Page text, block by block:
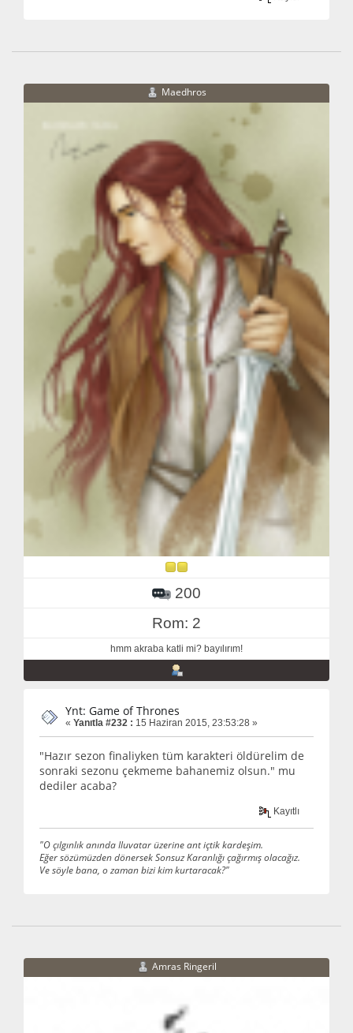
Maedhros
200
Rom: 2
hmm akraba katli mi? bayılırım!
Ynt: Game of Thrones
« Yanıtla #232 : 15 Haziran 2015, 23:53:28 »
"Hazır sezon finaliyken tüm karakteri öldürelim de
sonraki sezonu çekmeme bahanemiz olsun." mu
dediler acaba?
Kayıtlı
"O çılgınlık anında Iluvatar üzerine ant içtik kardeşim.
Eğer sözümüzden dönersek Sonsuz Karanlığı çağırmış olacağız.
Ve söyle bana, o zaman bizi kim kurtaracak?"
Amras Ringeril